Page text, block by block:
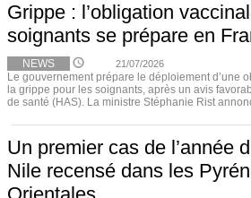
Grippe : l’obligation
soignants se prépare en
NEWS 21/07/2026
Le gouvernement prépare le déploiement d’une
la grippe pour les soignants, après un avis
de santé (HAS). La ministre Stéphanie Rist
Un premier cas de l’année
Nile recensé dans les